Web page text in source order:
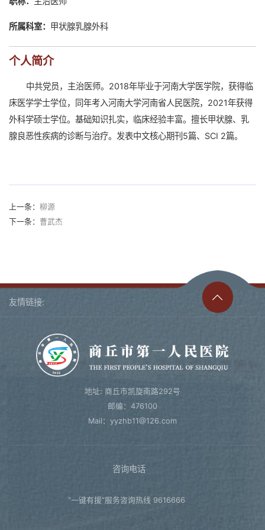
所属科室： 甲状腺乳腺外科
个人简介
中共党员，主治医师。2018年毕业于河南大学医学院，获得临
床医学学士学位，同年考入河南大学河南省人民医院，2021年获得
外科学硕士学位。基础知识扎实，临床经验丰富。擅长甲状腺、乳
腺良恶性疾病的诊断与治疗。发表中文核心期刊5篇、SCI 2篇。
上一条： 柳源
下一条： 曹武杰
友情链接:
地址: 商丘市凯旋南路292号
邮编：476100
Mail：yyzhb11@126.com
咨询电话
“一键有援”服务咨询热线 9616666